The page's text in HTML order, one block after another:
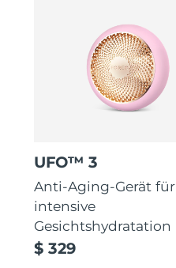
UFO™ 3
Anti-Aging-Gerät für
intensive
Gesichtshydratation
$ 329